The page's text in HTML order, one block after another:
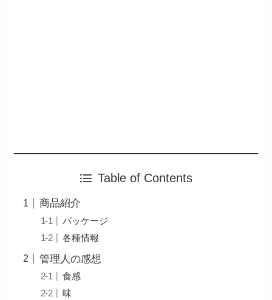
Table of Contents
商品紹介
パッケージ
各種情報
管理人の感想
食感
味